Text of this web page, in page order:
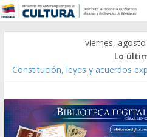
viernes,
Lo
Catálogo temático de obras de
Constitución, leyes y acuerdos
Una Parálisis [material gráfico]
Modesta Bor Sánchez [material
Gaceta Oficial de la República de